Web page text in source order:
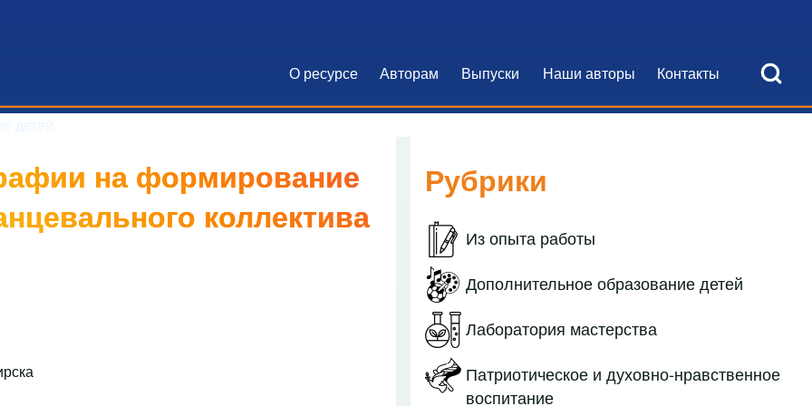
Open Search
Основная навигация
О ресурсе Авторам Выпуски Наши авторы Контакты
на формирование
коллектива
Рубрики
Из опыта работы
Дополнительное образование детей
Лаборатория мастерства
Патриотическое и духовно-нравственное
воспитание